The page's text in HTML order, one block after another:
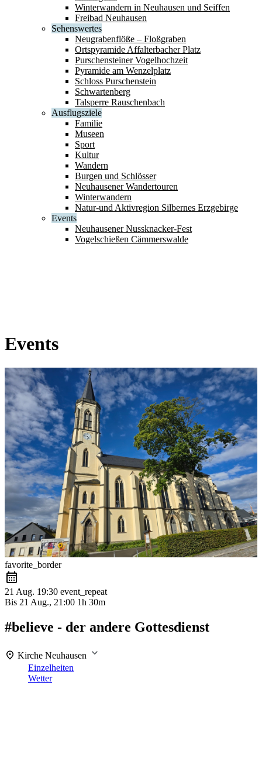
Winterwandern in Neuhausen und Seiffen
Freibad Neuhausen
Sehenswertes
Neugrabenflöße – Floßgraben
Ortspyramide Affalterbacher Platz
Purschensteiner Vogelhochzeit
Pyramide am Wenzelplatz
Schloss Purschenstein
Schwartenberg
Talsperre Rauschenbach
Ausflugsziele
Familie
Museen
Sport
Kultur
Wandern
Burgen und Schlösser
Neuhausener Wandertouren
Winterwandern
Natur-und Aktivregion Silbernes Erzgebirge
Events
Neuhausener Nussknacker-Fest
Vogelschießen Cämmerswalde
Events
favorite_border
21 Aug. 19:30 event_repeat
Bis 21 Aug., 21:00 1h 30m
#believe - der andere Gottesdienst
Kirche Neuhausen
Einzelheiten
Wetter